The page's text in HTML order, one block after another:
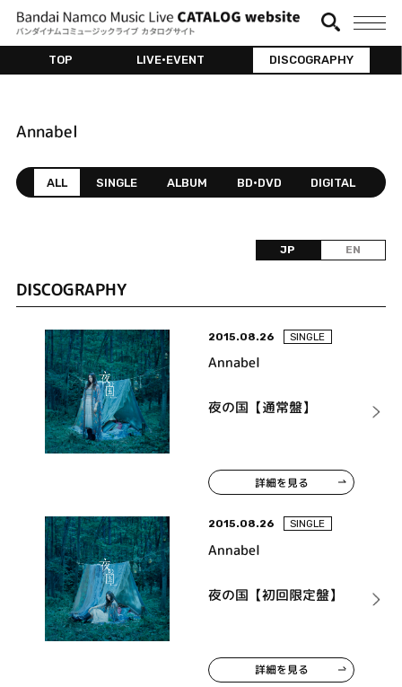
TOP LIVE•EVENT DISCOGRAPHY
Annabel
ALL SINGLE ALBUM BD•DVD DIGITAL
JP EN
DISCOGRAPHY
2015.08.26 SINGLE
Annabel
夜の国【通常盤】
詳細を見る
2015.08.26 SINGLE
Annabel
夜の国【初回限定盤】
詳細を見る